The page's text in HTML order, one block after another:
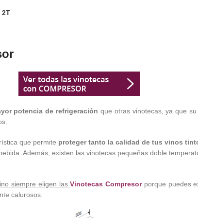
2T
potencia de refrigeración que otras vinotecas, ya que
que permite proteger tanto la calidad de tus vinos
Además, existen las vinotecas pequeñas doble
siempre eligen lasVinotecas Compresorporque puedes
calurosos.